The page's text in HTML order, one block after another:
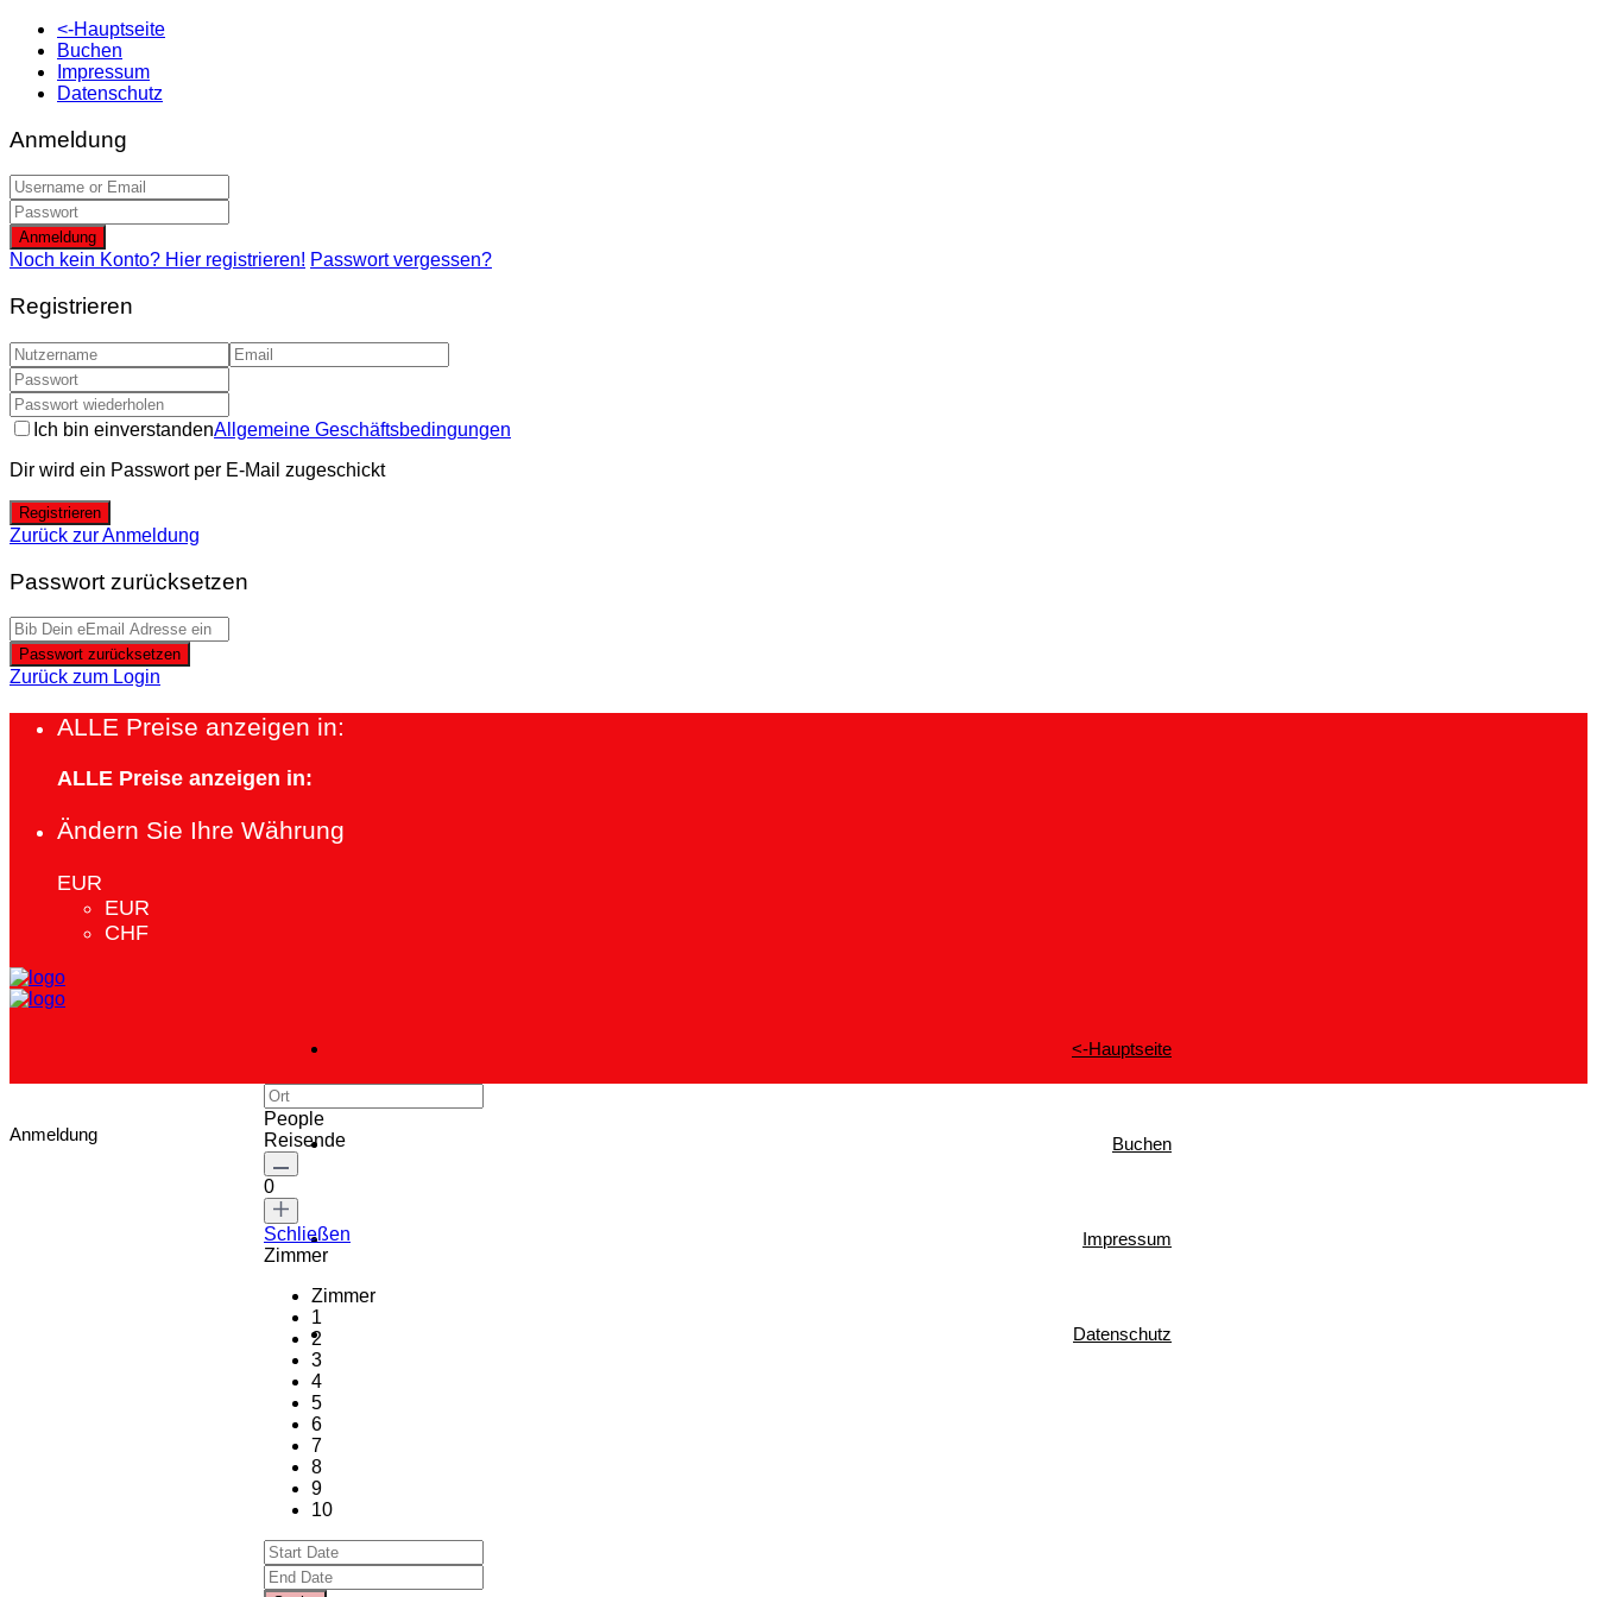
<-Hauptseite
Buchen
Impressum
Datenschutz
Anmeldung
Anmeldung
Noch kein Konto? Hier registrieren! Passwort vergessen?
Registrieren
Ich bin einverstandenAllgemeine Geschäftsbedingungen
Dir wird ein Passwort per E-Mail zugeschickt
Registrieren
Zurück zur Anmeldung
Passwort zurücksetzen
Passwort zurücksetzen
Zurück zum Login
ALLE Preise anzeigen in:
ALLE Preise anzeigen in:
Ändern Sie Ihre Währung
EUR
EUR
CHF
<-Hauptseite
Buchen
Impressum
Datenschutz
Anmeldung
People
Reisende
0
Schließen
Zimmer
Zimmer
1
2
3
4
5
6
7
8
9
10